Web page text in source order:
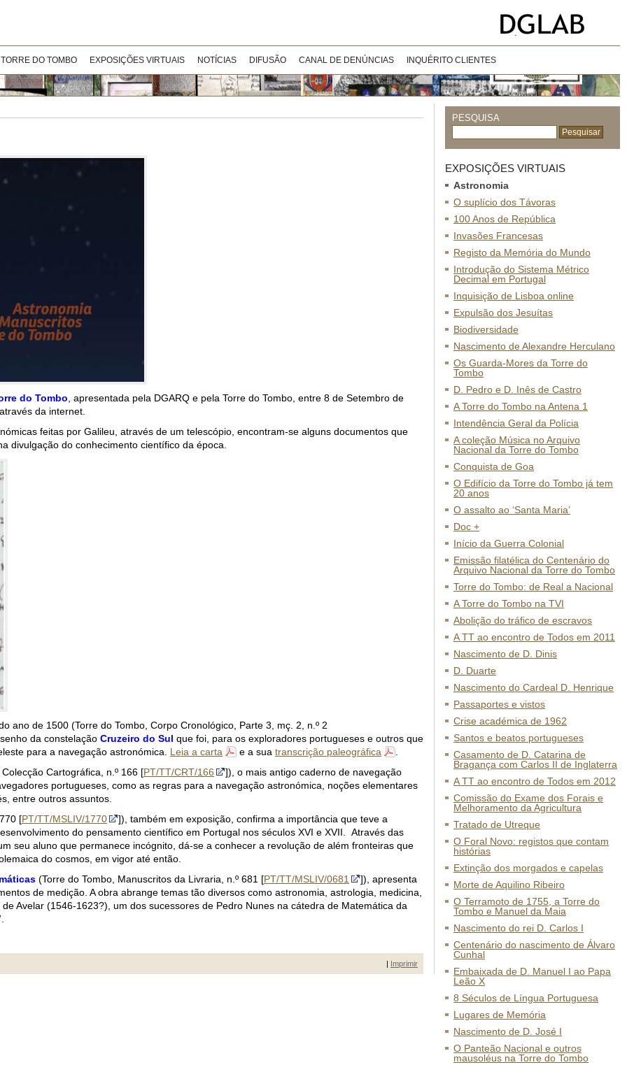
DO TOMBO EXPOSIÇÕES VIRTUAIS NOTÍCIAS DIFUSÃO CANAL DE DENÚNCIAS INQUÉRITO CLIENTES
do Tombo , apresentada pela DGARQ e pela Torre do Tombo, entre 8 de Setembro de
da internet.
feitas por Galileu, através de um telescópio, encontram-se alguns documentos que
divulgação do conhecimento científico da época.
ano de 1500 (Torre do Tombo, Corpo Cronológico, Parte 3, mç. 2, n.º 2
da constelação Cruzeiro do Sul que foi, para os exploradores portugueses e outros que
para a navegação astronómica. Leia a carta e a sua transcrição paleográfica
Cartográfica, n.º 166 [PT/TT/CRT/166
]), o mais antigo caderno de navegação
portugueses, como as regras para a navegação astronómica, noções elementares
entre outros assuntos.
[PT/TT/MSLIV/1770
]), também em exposição, confirma a importância que teve a
do pensamento científico em Portugal nos séculos XVI e XVII. Através das
seu aluno que permanece incógnito, dá-se a conhecer a revolução de além fronteiras que
do cosmos, em vigor até então.
(Torre do Tombo, Manuscritos da Livraria, n.º 681 [PT/TT/MSLIV/0681
]), apresenta
de medição. A obra abrange temas tão diversos como astronomia, astrologia, medicina,
Avelar (1546-1623?), um dos sucessores de Pedro Nunes na cátedra de Matemática da
| Imprimir
PESQUISA
EXPOSIÇÕES VIRTUAIS
Astronomia
O suplício dos Távoras
100 Anos de República
Invasões Francesas
Registo da Memória do Mundo
Introdução do Sistema Métrico
Decimal em Portugal
Inquisição de Lisboa online
Expulsão dos Jesuítas
Biodiversidade
Nascimento de Alexandre Herculano
Os Guarda-Mores da Torre do
Tombo
D. Pedro e D. Inês de Castro
A Torre do Tombo na Antena 1
Intendência Geral da Polícia
A coleção Música no Arquivo
Nacional da Torre do Tombo
Conquista de Goa
O Edifício da Torre do Tombo já tem
20 anos
O assalto ao ‘Santa Maria’
Doc +
Início da Guerra Colonial
Emissão filatélica do Centenário do
Arquivo Nacional da Torre do Tombo
Torre do Tombo: de Real a Nacional
A Torre do Tombo na TVI
Abolição do tráfico de escravos
A TT ao encontro de Todos em 2011
Nascimento de D. Dinis
D. Duarte
Nascimento do Cardeal D. Henrique
Passaportes e vistos
Crise académica de 1962
Santos e beatos portugueses
Casamento de D. Catarina de
Bragança com Carlos II de Inglaterra
A TT ao encontro de Todos em 2012
Comissão do Exame dos Forais e
Melhoramento da Agricultura
Tratado de Utreque
O Foral Novo: registos que contam
histórias
Extinção dos morgados e capelas
Morte de Aquilino Ribeiro
O Terramoto de 1755, a Torre do
Tombo e Manuel da Maia
Nascimento do rei D. Carlos I
Centenário do nascimento de Álvaro
Cunhal
Embaixada de D. Manuel I ao Papa
Leão X
8 Séculos de Língua Portuguesa
Lugares de Memória
Nascimento de D. José I
O Panteão Nacional e outros
mausoléus na Torre do Tombo